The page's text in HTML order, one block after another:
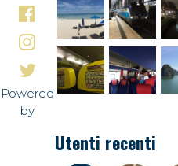
Utenti recenti
Powered
by